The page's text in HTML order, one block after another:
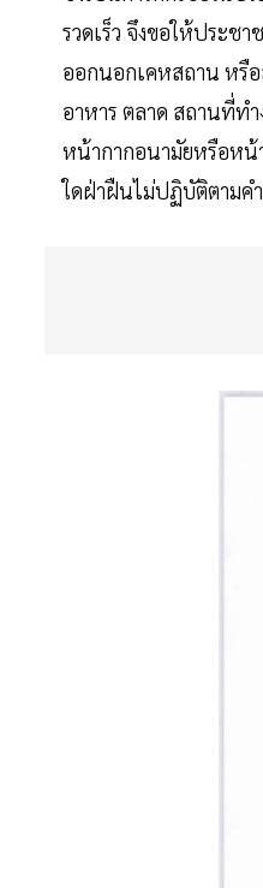
รวดเร็ว จึงขอให้ประช
ออกนอกเคหสถาน หรื
อาหาร ตลาด สถานที่ท
หน้ากากอนามัยหรือหน้
ใดฝ่าฝืนไม่ปฏิบัติตามค